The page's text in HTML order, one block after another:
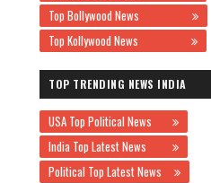
Top Bollywood News
Top Kollywood News
TOP TRENDING NEWS INDIA
USA Top Political News
India Top Latest News
Political Top Latest News